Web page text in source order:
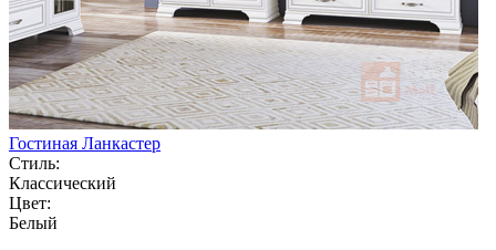
Гостиная Ланкастер
Стиль:
Классический
Цвет:
Белый